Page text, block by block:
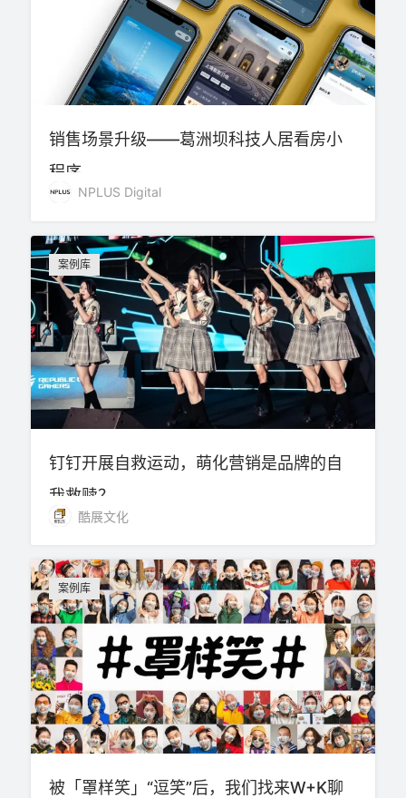
销售场景升级——葛洲坝科技人居看房小
程序
NPLUS Digital
案例库
钉钉开展自救运动，萌化营销是品牌的自
我救赎？
酷展文化
案例库
被「罩样笑」“逗笑”后，我们找来W+K聊